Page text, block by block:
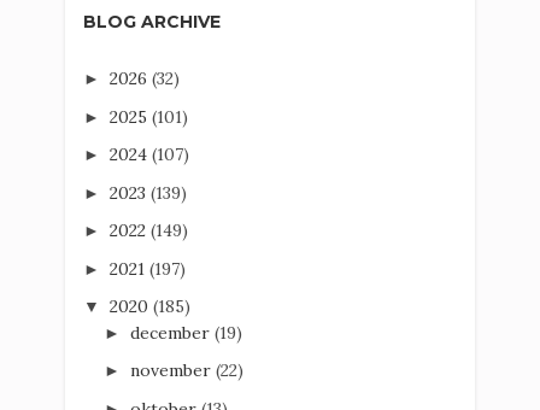
BLOG ARCHIVE
► 2026 (32)
► 2025 (101)
► 2024 (107)
► 2023 (139)
► 2022 (149)
► 2021 (197)
▼ 2020 (185)
► december (19)
► november (22)